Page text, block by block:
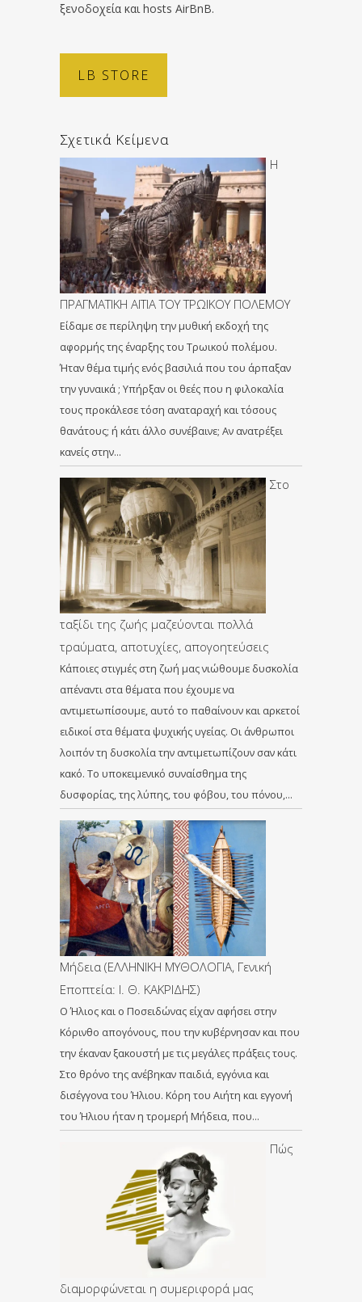
ξενοδοχεία και hosts AirBnB.
LB STORE
Σχετικά Κείμενα
Η
ΠΡΑΓΜΑΤΙΚΗ ΑΙΤΙΑ ΤΟΥ ΤΡΩΙΚΟΥ ΠΟΛΕΜΟΥ
Είδαμε σε περίληψη την μυθική εκδοχή της
αφορμής της έναρξης του Τρωικού πολέμου.
Ήταν θέμα τιμής ενός βασιλιά που του άρπαξαν
την γυναικά ; Υπήρξαν οι θεές που η φιλοκαλία
τους προκάλεσε τόση αναταραχή και τόσους
θανάτους; ή κάτι άλλο συνέβαινε; Αν ανατρέξει
κανείς στην…
Στο
ταξίδι της ζωής μαζεύονται πολλά
τραύματα, αποτυχίες, απογοητεύσεις
Κάποιες στιγμές στη ζωή μας νιώθουμε δυσκολία
απέναντι στα θέματα που έχουμε να
αντιμετωπίσουμε, αυτό το παθαίνουν και αρκετοί
ειδικοί στα θέματα ψυχικής υγείας. Οι άνθρωποι
λοιπόν τη δυσκολία την αντιμετωπίζουν σαν κάτι
κακό. Το υποκειμενικό συναίσθημα της
δυσφορίας, της λύπης, του φόβου, του πόνου,…
Μήδεια (ΕΛΛΗΝΙΚΗ ΜΥΘΟΛΟΓΙΑ, Γενική
Εποπτεία: Ι. Θ. ΚΑΚΡΙΔΗΣ)
Ο Ήλιος και ο Ποσειδώνας είχαν αφήσει στην
Κόρινθο απογόνους, που την κυβέρνησαν και που
την έκαναν ξακουστή με τις μεγάλες πράξεις τους.
Στο θρόνο της ανέβηκαν παιδιά, εγγόνια και
δισέγγονα του Ήλιου. Κόρη του Αιήτη και εγγονή
του Ήλιου ήταν η τρομερή Μήδεια, που…
Πώς
διαμορφώνεται η συμεριφορά μας